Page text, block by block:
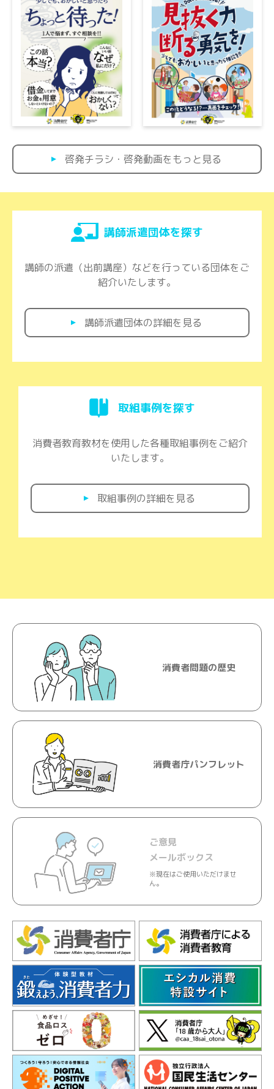
啓発チラシ・啓発動画をもっと見る
講師派遣団体を探す
講師の派遣（出前講座）などを行っている団体をご
紹介いたします。
講師派遣団体の詳細を見る
取組事例を探す
消費者教育教材を使用した各種取組事例をご紹介
いたします。
取組事例の詳細を見る
消費者問題の歴史
消費者庁パンフレット
ご意見
メールボックス
※現在はご使用いただけませ
ん。